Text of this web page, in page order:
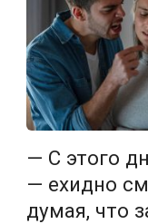
— С этого
— ехидно
думая, что